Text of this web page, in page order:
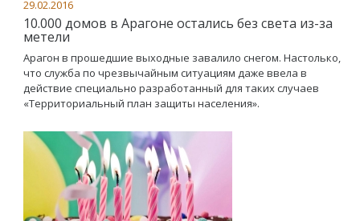
29.02.2016
10.000 домов в Арагоне остались без света из-за
метели
Арагон в прошедшие выходные завалило снегом. Настолько,
что служба по чрезвычайным ситуациям даже ввела в
действие специально разработанный для таких случаев
«Территориальный план защиты населения».